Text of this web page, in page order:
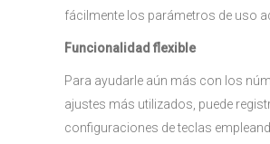
fácilmente los parámetros de uso
Funcionalidad flexible
Para ayudarle aún más con los
ajustes más utilizados, puede
configuraciones de teclas